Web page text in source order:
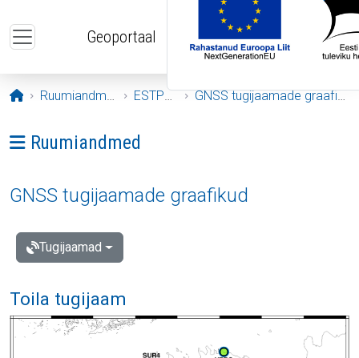
Geoportaal
Avaleht
Ruumiandmed ESTPOS GNSS tugijaamade graafikud
Ava menüü: Ruumiandmed
Ruumiandmed
GNSS tugijaamade graafikud
Tugijaamad
Toila tugijaam